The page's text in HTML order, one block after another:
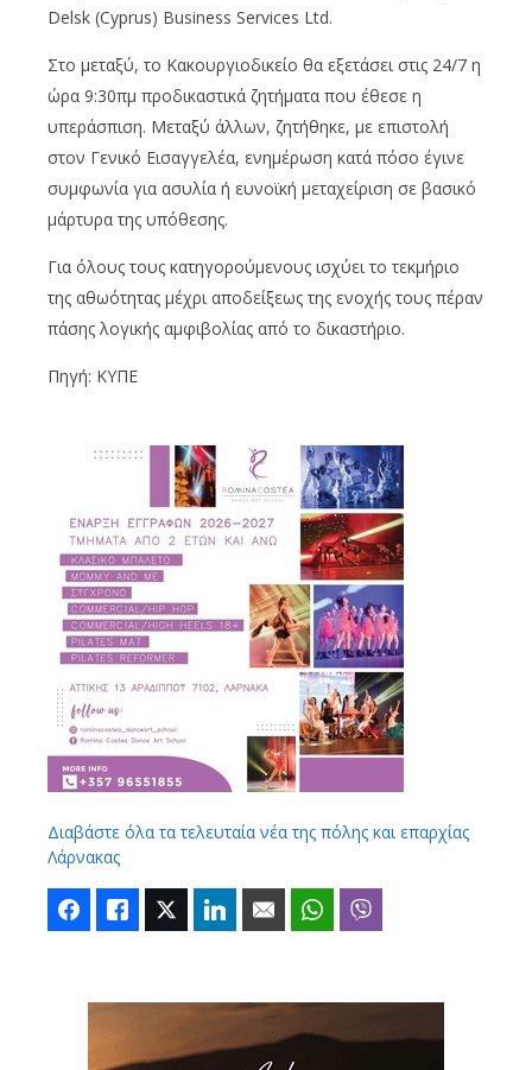
Delsk (Cyprus) Business Services Ltd.
Στο μεταξύ, το Κακουργιοδικείο θα εξετάσει στις 24/7 η
ώρα 9:30πμ προδικαστικά ζητήματα που έθεσε η
υπεράσπιση. Μεταξύ άλλων, ζητήθηκε, με επιστολή
στον Γενικό Εισαγγελέα, ενημέρωση κατά πόσο έγινε
συμφωνία για ασυλία ή ευνοϊκή μεταχείριση σε βασικό
μάρτυρα της υπόθεσης.
Για όλους τους κατηγορούμενους ισχύει το τεκμήριο
της αθωότητας μέχρι αποδείξεως της ενοχής τους πέραν
πάσης λογικής αμφιβολίας από το δικαστήριο.
Πηγή: ΚΥΠΕ
Διαβάστε όλα τα τελευταία νέα της πόλης και επαρχίας
Λάρνακας
FacebookLike Twitter LinkedIn Email WhatsApp